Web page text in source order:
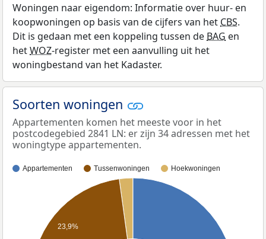
Woningen naar eigendom: Informatie over huur- en
koopwoningen op basis van de cijfers van het CBS.
Dit is gedaan met een koppeling tussen de BAG en
hetWOZ-register met een aanvulling uit het
woningbestand van het Kadaster.
Soorten woningen
Appartementen komen het meeste voor in het
postcodegebied 2841 LN: er zijn 34 adressen met het
woningtype appartementen.
Appartementen Tussenwoningen Hoekwoningen
23,9%